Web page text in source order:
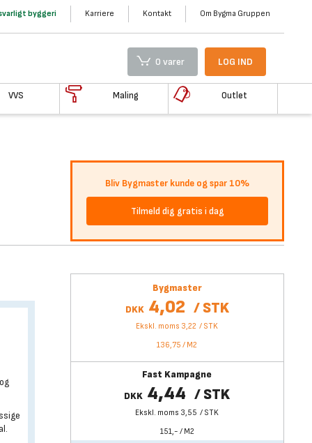
byggeri Karriere Kontakt Om Bygma Gruppen
0 varer LOG IND
VVS Maling Outlet
Bliv Bygmaster kunde og spar 10%
Tilmeld dig gratis i dag
Bygmaster
DKK 4,02 /STK
Ekskl. moms 3,22 / STK
136,75 / M2
Fast Kampagne
DKK 4,44 /STK
Ekskl. moms 3,55 / STK
151,- / M2